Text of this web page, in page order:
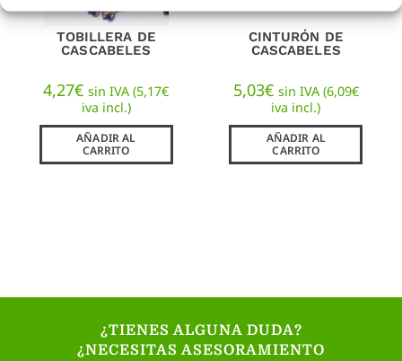
TOBILLERA DE
CASCABELES
4,27€ sin IVA (5,17€
iva incl.)
AÑADIR AL
CARRITO
CINTURÓN DE
CASCABELES
5,03€ sin IVA (6,09€
iva incl.)
AÑADIR AL
CARRITO
¿TIENES ALGUNA DUDA?
¿NECESITAS ASESORAMIENTO